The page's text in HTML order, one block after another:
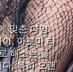
맞춘 다양
, 아로마 타
해소는 물
. 특히 오랜